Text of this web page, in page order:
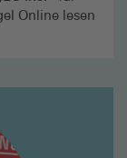
Online lesen